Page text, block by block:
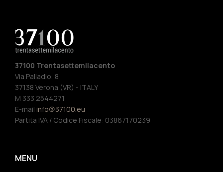
37100 Trentasettemilacento
Via Palladio, 8
37138 Verona (VR) - ITALY
M 333 2544271
E-mail info@37100.eu
Partita IVA / Codice Fiscale: 03867170239
MENU